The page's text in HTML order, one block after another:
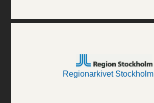
Regionarkivet Stockholm